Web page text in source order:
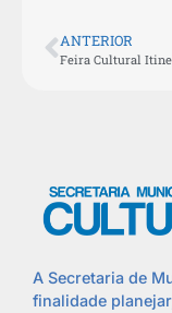
ANTERIOR
A Secretaria de
finalidade